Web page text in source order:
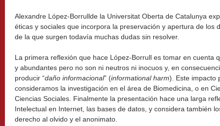
Alexandre López-Borrullde la Universitat Oberta de Catalunya
éticas y sociales que incorpora la preservación y apertura de los
de la que surgen todavía muchas dudas sin resolver.
La primera reflexión que hace López-Borrull es tomar en cuenta
y abundantes pero no son ni neutros ni inocuos y, en
producir “daño informacional” (informational harm). Este impacto
consideramos la investigación en el área de Biomedicina, o en
Ciencias Sociales. Finalmente la presentación hace una larga
Intelectual en Internet, las bases de datos, y considera también
derecho al olvido y el anonimato.